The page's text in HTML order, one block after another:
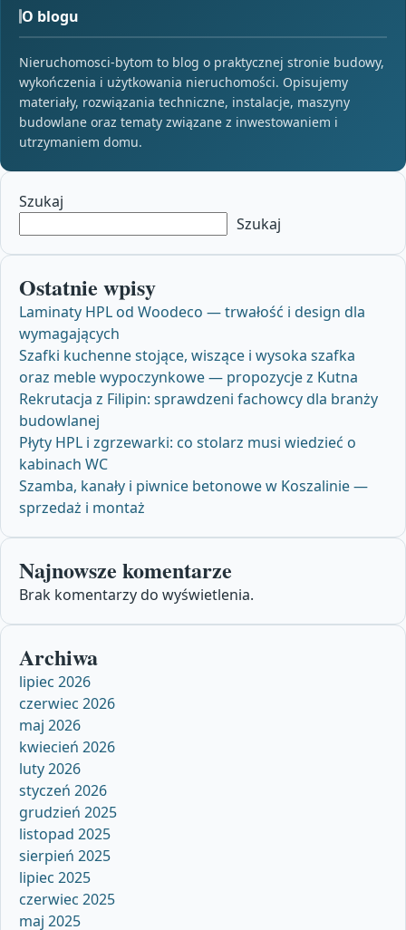
O blogu
Nieruchomosci-bytom to blog o praktycznej stronie budowy,
wykończenia i użytkowania nieruchomości. Opisujemy
materiały, rozwiązania techniczne, instalacje, maszyny
budowlane oraz tematy związane z inwestowaniem i
utrzymaniem domu.
Szukaj
Szukaj
Ostatnie wpisy
Laminaty HPL od Woodeco — trwałość i design dla
wymagających
Szafki kuchenne stojące, wiszące i wysoka szafka
oraz meble wypoczynkowe — propozycje z Kutna
Rekrutacja z Filipin: sprawdzeni fachowcy dla branży
budowlanej
Płyty HPL i zgrzewarki: co stolarz musi wiedzieć o
kabinach WC
Szamba, kanały i piwnice betonowe w Koszalinie —
sprzedaż i montaż
Najnowsze komentarze
Brak komentarzy do wyświetlenia.
Archiwa
lipiec 2026
czerwiec 2026
maj 2026
kwiecień 2026
luty 2026
styczeń 2026
grudzień 2025
listopad 2025
sierpień 2025
lipiec 2025
czerwiec 2025
maj 2025